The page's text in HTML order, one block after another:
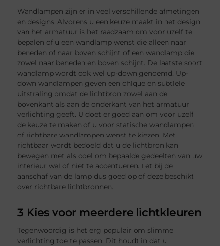
Wandlampen zijn er in veel verschillende afmetingen
en designs. Alvorens u een keuze maakt in het design
van het armatuur is het raadzaam om voor uzelf te
bepalen of u een wandlamp wenst die alleen naar
beneden of naar boven schijnt of een wandlamp die
zowel naar beneden en boven schijnt. De laatste soort
wandlamp wordt ook wel up-down genoemd. Up-
down wandlampen geven een chique en subtiele
uitstraling omdat de lichtbron zowel aan de
bovenkant als aan de onderkant van het armatuur
verlichting geeft. U doet er goed aan om voor uzelf
de keuze te maken of u voor statische wandlampen
of richtbare wandlampen wenst te kiezen. Met
richtbaar wordt bedoeld dat u de lichtbron kan
bewegen met als doel om bepaalde gedeelten van uw
interieur wel of niet te accentueren. Let bij de
aanschaf van de lamp dus goed op of deze beschikt
over richtbare lichtbronnen.
3 Kies voor meerdere lichtkleuren
Tegenwoordig is het erg populair om slimme
verlichting toe te passen. Dit houdt in dat u